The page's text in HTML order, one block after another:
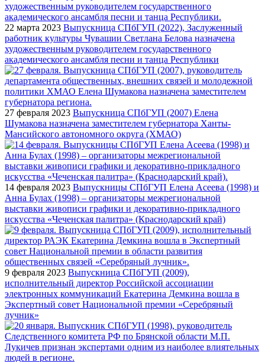
22 марта 2023 Выпускница СПбГУП (2022), Заслуженный
работник культуры Чувашии Светлана Белова назначена
художественным руководителем государственного
академического ансамбля песни и танца Республики
27 февраля 2023 Выпускница СПбГУП (2007) Елена
Шумакова назначена заместителем губернатора Ханты-
Мансийского автономного округа (ХМАО)
14 февраля 2023 Выпускницы СПбГУП Елена Асеева (1998) и
Анна Булах (1998) – организаторы межрегиональной
выставки живописи графики и декоративно-прикладного
искусства «Чеченская палитра» (Краснодарский край)
9 февраля 2023 Выпускница СПбГУП (2009),
исполнительный директор Российской ассоциации
электронных коммуникаций Екатерина Демкина вошла в
Экспертный совет Национальной премии «Серебряный
лучник»